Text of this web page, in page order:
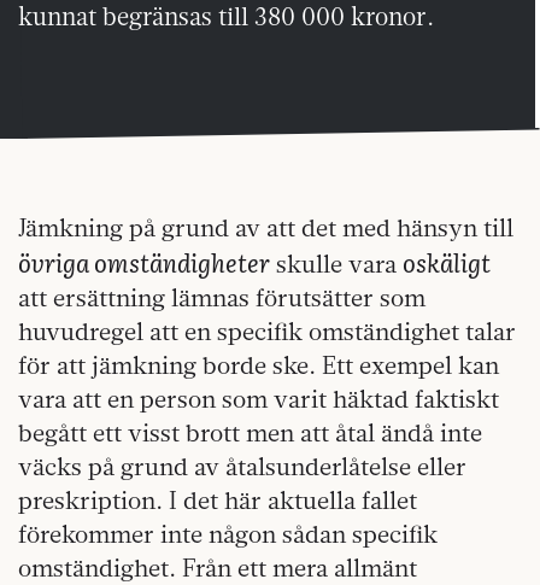
kunnat begränsas till 380 000 kronor.
Jämkning på grund av att det med hänsyn till
övriga omständigheter skulle vara oskäligt
att ersättning lämnas förutsätter som
huvudregel att en specifik omständighet talar
för att jämkning borde ske. Ett exempel kan
vara att en person som varit häktad faktiskt
begått ett visst brott men att åtal ändå inte
väcks på grund av åtalsunderlåtelse eller
preskription. I det här aktuella fallet
förekommer inte någon sådan specifik
omständighet. Från ett mera allmänt